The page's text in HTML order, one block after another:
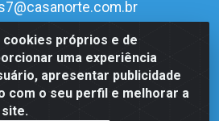
próprios e de
uma experiência
apresentar publicidade
com o seu perfil e melhorar a
site.
Interventor Mário Câmara, 1815 -
RN - CEP 59054-600 - CNPJ
0001-51